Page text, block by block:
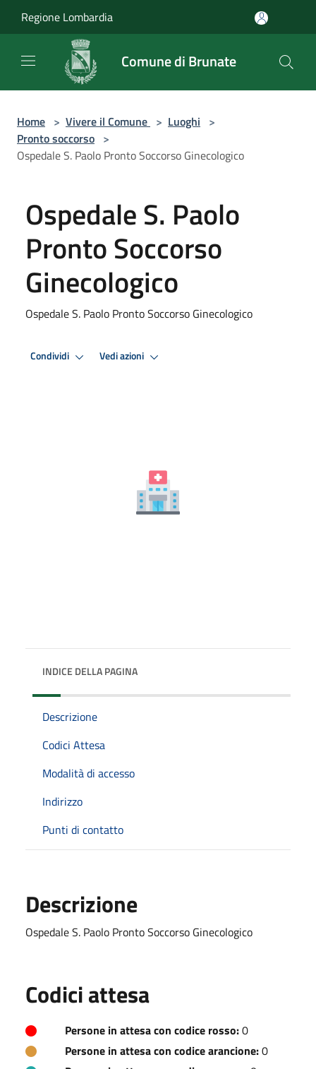
Regione Lombardia
Comune di Brunate
Home > Vivere il Comune > Luoghi >
Pronto soccorso >
Ospedale S. Paolo Pronto Soccorso Ginecologico
Ospedale S. Paolo
Pronto Soccorso
Ginecologico
Ospedale S. Paolo Pronto Soccorso Ginecologico
Condividi Vedi azioni
INDICE DELLA PAGINA
Descrizione
Codici Attesa
Modalità di accesso
Indirizzo
Punti di contatto
Descrizione
Ospedale S. Paolo Pronto Soccorso Ginecologico
Codici attesa
Persone in attesa con codice rosso:0
Persone in attesa con codice arancione:0